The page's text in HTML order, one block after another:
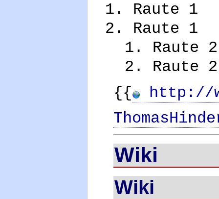
Raute 1
Raute 1
Raute 2
Raute 2
{{
http://
Wiki
Wiki